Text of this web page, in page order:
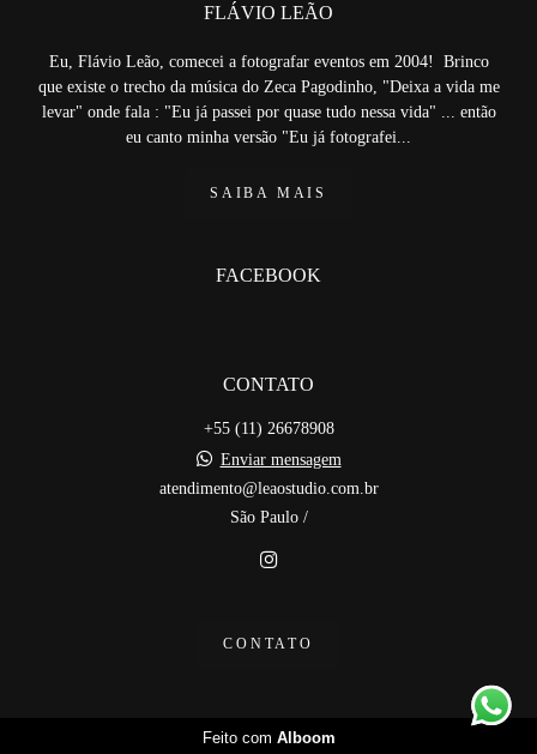
FLÁVIO LEÃO
Eu, Flávio Leão, comecei a fotografar eventos em 2004! Brinco
que existe o trecho da música do Zeca Pagodinho, "Deixa a vida me
levar" onde fala : "Eu já passei por quase tudo nessa vida" ... então
eu canto minha versão "Eu já fotografei...
SAIBA MAIS
FACEBOOK
CONTATO
+55 (11) 26678908
Enviar mensagem
atendimento@leaostudio.com.br
São Paulo /
CONTATO
Feito com Alboom